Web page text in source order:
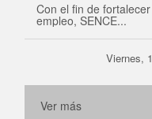
Con el fin de
empleo, SENCE...
Viernes,
Ver más